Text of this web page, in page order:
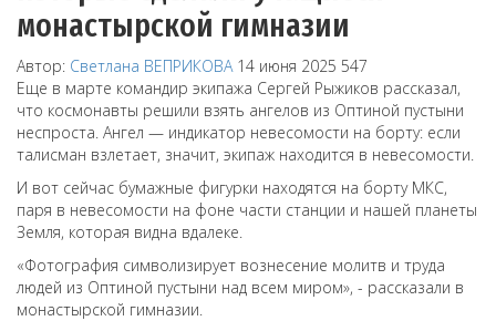
монастырской гимназии
Автор: Светлана ВЕПРИКОВА 14 июня 2025 547
Еще в марте командир экипажа Сергей Рыжиков рассказал,
что космонавты решили взять ангелов из Оптиной пустыни
неспроста. Ангел — индикатор невесомости на борту: если
талисман взлетает, значит, экипаж находится в невесомости.
И вот сейчас бумажные фигурки находятся на борту МКС,
паря в невесомости на фоне части станции и нашей планеты
Земля, которая видна вдалеке.
«Фотография символизирует вознесение молитв и труда
людей из Оптиной пустыни над всем миром», - рассказали в
монастырской гимназии.